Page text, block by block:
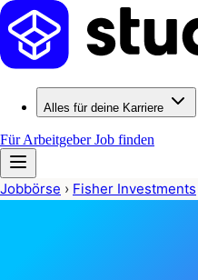
Alles für deine Karriere
Für ArbeitgeberJob finden
Jobbörse › Fisher Investments